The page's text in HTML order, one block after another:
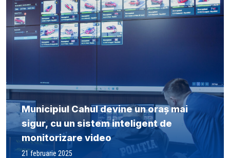
Municipiul Cahul devine un oraș mai
sigur, cu un sistem inteligent de
monitorizare video
21 februarie 2025